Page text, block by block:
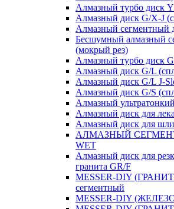
Алмазный турбо диск
Алмазный диск G/X-J
Алмазный сегментный
Бесшумный алмазный
(мокрый рез)
Алмазный турбо диск
Алмазный диск G/L
Алмазный диск G/L J-
Алмазный диск G/S
Алмазный
Алмазный диск для
Алмазный диск для
АЛМАЗНЫЙ
WET
Алмазный диск для
гранита GR/F
MESSER-DIY
сегментный
MESSER-DIY